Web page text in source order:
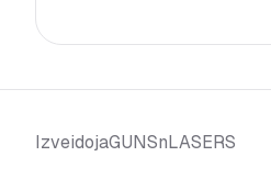
IzveidojaGUNSnLASERS